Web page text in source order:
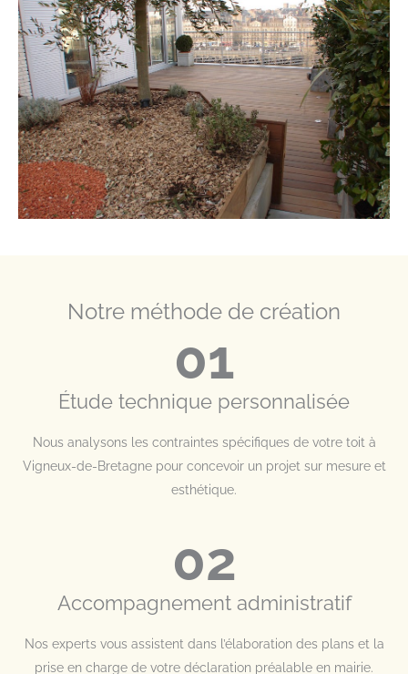
Notre méthode de création
01
Étude technique personnalisée
Nous analysons les contraintes spécifiques de votre toit à
Vigneux-de-Bretagne pour concevoir un projet sur mesure et
esthétique.
02
Accompagnement administratif
Nos experts vous assistent dans l’élaboration des plans et la
prise en charge de votre déclaration préalable en mairie.